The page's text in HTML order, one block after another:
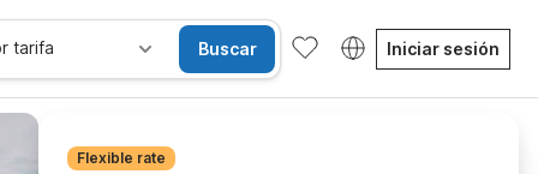
tarifa Buscar Iniciar sesión
Flexible rate